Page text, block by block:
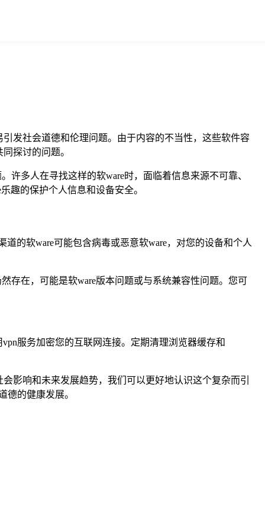
发社会道德和伦理问题。由于内容的不当性，这些软件容
探讨的问题。
许多人在寻找这样的软ware时，面临着信息来源不可靠、
趣的保护个人信息和设备安全。
的软ware可能包含病毒或恶意软ware，对您的设备和个人
存在，可能是软ware版本问题或与系统兼容性问题。您可
服务加密您的互联网连接。定期清理浏览器缓存和
影响和未来发展趋势，我们可以更好地认识这个复杂而引
德的健康发展。